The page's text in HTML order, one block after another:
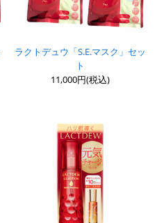
ラクトデュウ「S.E.マスク」セッ
ト
11,000円(税込)